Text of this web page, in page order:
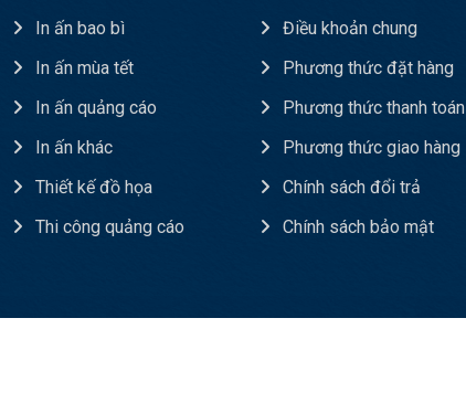
In ấn bao bì
In ấn mùa tết
In ấn quảng cáo
In ấn khác
Thiết kế đồ họa
Thi công quảng cáo
Điều khoản chung
Phương thức đặt hàng
Phương thức thanh toán
Phương thức giao hàng
Chính sách đổi trả
Chính sách bảo mật